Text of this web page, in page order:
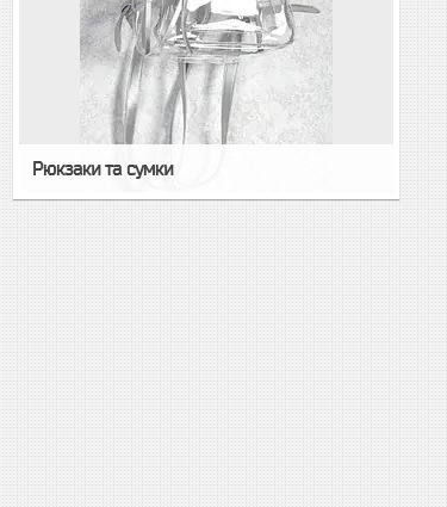
Рюкзаки та сумки